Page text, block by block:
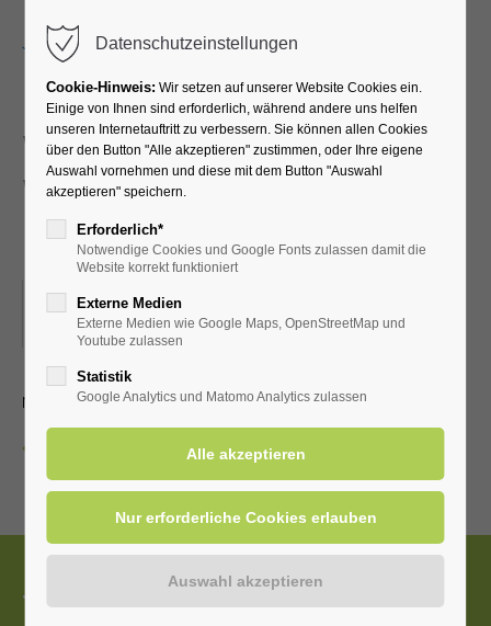
Walking und Nordic-
Walking für
Fortgeschrittene
09.12.2025, 09:00
ORT: EINGANG KURPARK (FAHRRADSTÄNDER)
mit dem LTV Aktiv Bad Westernkotten
Tourist-Information
Datenschutzeinstellungen
Cookie-Hinweis: Wir setzen auf unserer Website Cookies ein.
Einige von Ihnen sind erforderlich, während andere uns helfen
unseren Internetauftritt zu verbessern. Sie können allen Cookies
über den Button "Alle akzeptieren" zustimmen, oder Ihre eigene
Auswahl vornehmen und diese mit dem Button "Auswahl
akzeptieren" speichern.
Erforderlich*
Notwendige Cookies und Google Fonts zulassen damit die
Website korrekt funktioniert
Externe Medien
Externe Medien wie Google Maps, OpenStreetMap und
Youtube zulassen
Statistik
Google Analytics und Matomo Analytics zulassen